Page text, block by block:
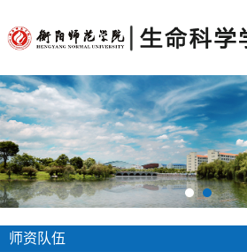
师资队伍